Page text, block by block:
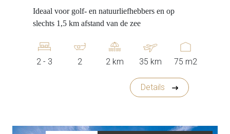
Ideaal voor golf- en natuurliefhebbers en op
slechts 1,5 km afstand van de zee
2 - 3 2 2 km 35 km 75 m2
Details